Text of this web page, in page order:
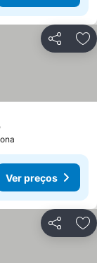
Partilhar
Ver preços
Partilhar